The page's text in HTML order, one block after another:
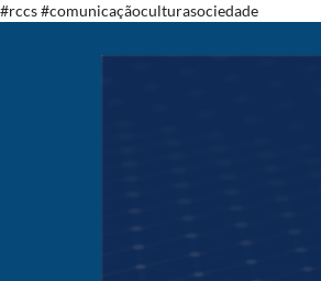
#rccs #comunicaçãoculturasociedade